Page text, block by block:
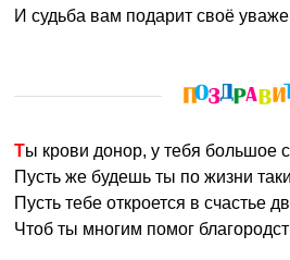
И судьба вам подарит своё
Ты крови донор, у тебя большое
Пусть же будешь ты по жизни
Пусть тебе откроется в счастье
Чтоб ты многим помог